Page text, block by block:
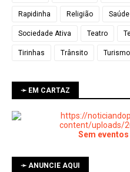
Rapidinha Religião Saúde
Sociedade Ativa Teatro
Tirinhas Trânsito Turismo
➛ EM CARTAZ
Sem
➛ ANUNCIE AQUI